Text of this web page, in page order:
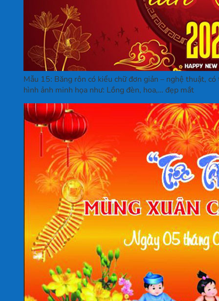
Mẫu 15: Băng rôn có kiểu chữ đơn giản – nghệ thuật,
hình ảnh minh họa như: Lồng đèn, hoa,… đẹp mắt